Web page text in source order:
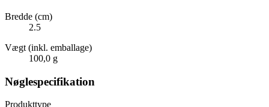
Bredde (cm)
2.5
Vægt (inkl. emballage)
100,0 g
Nøglespecifikation
Produkttype